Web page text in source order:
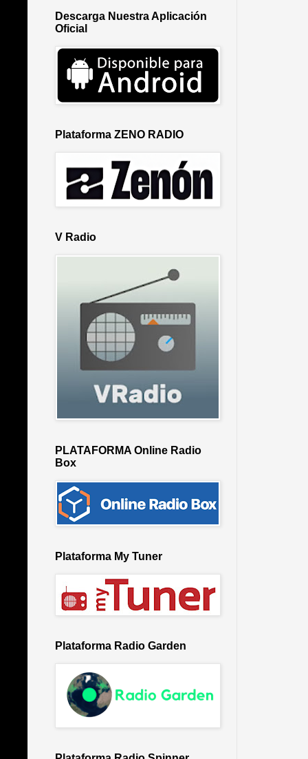
Descarga Nuestra Aplicación
Oficial
Plataforma ZENO RADIO
V Radio
PLATAFORMA Online Radio
Box
Plataforma My Tuner
Plataforma Radio Garden